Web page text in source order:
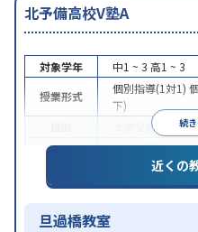
北予備高校V塾A
続
対象学年 中1 ~ 3 高1 ~ 3
授業形式
個別指導(1対1)
下)
大学受験 医学部
特徴
中高一貫校生に
近くの
旦過橋教室